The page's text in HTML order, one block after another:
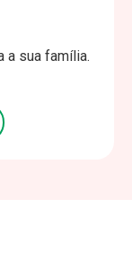
a sua família.